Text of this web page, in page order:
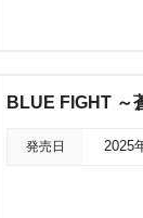
BLUE FIGHT ～
発売日 2025